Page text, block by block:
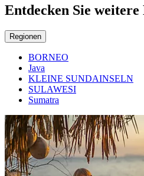
Entdecken Sie weitere
Regionen
BORNEO
Java
KLEINE SUNDAINSELN
SULAWESI
Sumatra